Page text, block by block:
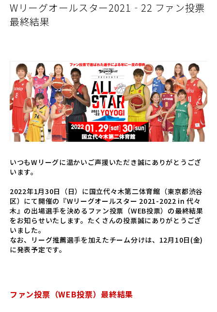
Wリーグオールスター2021‐22 ファン投票
最終結果
いつもWリーグに温かいご声援いただき誠にありがとうござ
います。
2022年1月30日（日）に国立代々木第二体育館（東京都渋谷
区）にて開催の『Wリーグオールスター 2021-2022 in 代々
木』の出場選手を決めるファン投票（WEB投票）の最終結果
をお知らせいたします。たくさんの投票誠にありがとうござ
いました。
なお、リーグ推薦選手を加えたチーム分けは、12月10日(金)
に発表予定です。
ファン投票（WEB投票）最終結果